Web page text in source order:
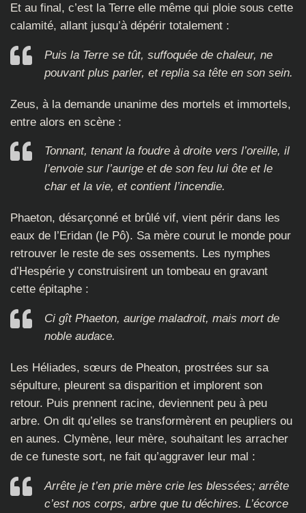
Et au final, c’est la Terre elle même qui ploie sous cette
calamité, allant jusqu’à dépérir totalement :
Puis la Terre se tût, suffoquée de chaleur, ne
pouvant plus parler, et replia sa tête en son sein.
Zeus, à la demande unanime des mortels et immortels,
entre alors en scène :
Tonnant, tenant la foudre à droite vers l’oreille, il
l’envoie sur l’aurige et de son feu lui ôte et le
char et la vie, et contient l’incendie.
Phaeton, désarçonné et brûlé vif, vient périr dans les
eaux de l’Eridan (le Pô). Sa mère courut le monde pour
retrouver le reste de ses ossements. Les nymphes
d’Hespérie y construisirent un tombeau en gravant
cette épitaphe :
Ci gît Phaeton, aurige maladroit, mais mort de
noble audace.
Les Héliades, sœurs de Pheaton, prostrées sur sa
sépulture, pleurent sa disparition et implorent son
retour. Puis prennent racine, deviennent peu à peu
arbre. On dit qu’elles se transformèrent en peupliers ou
en aunes. Clymène, leur mère, souhaitant les arracher
de ce funeste sort, ne fait qu’aggraver leur mal :
Arrête je t’en prie mère crie les blessées; arrête
c’est nos corps, arbre que tu déchires. L’écorce